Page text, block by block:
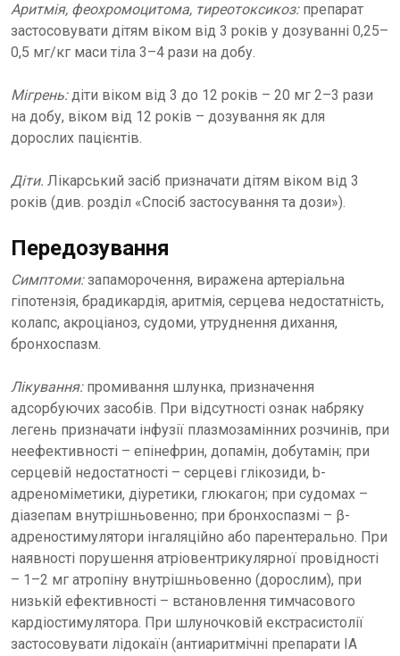
Аритмія, феохромоцитома, тиреотоксикоз: препарат
застосовувати дітям віком від 3 років у дозуванні 0,25–
0,5 мг/кг маси тіла 3–4 рази на добу.
Мігрень:діти віком від 3 до 12 років – 20 мг 2–3 рази
на добу, віком від 12 років – дозування як для
дорослих пацієнтів.
Діти. Лікарський засіб призначати дітям віком від 3
років (див. розділ «Спосіб застосування та дози»).
Передозування
Симптоми:запаморочення, виражена артеріальна
гіпотензія, брадикардія, аритмія, серцева недостатність,
колапс, акроціаноз, судоми, утруднення дихання,
бронхоспазм.
Лікування: промивання шлунка, призначення
адсорбуючих засобів. При відсутності ознак набряку
легень призначати інфузії плазмозамінних розчинів, при
неефективності – епінефрин, допамін, добутамін; при
серцевій недостатності – серцеві глікозиди, b-
адреноміметики, діуретики, глюкагон; при судомах –
діазепам внутрішньовенно; при бронхоспазмі – β-
адреностимулятори інгаляційно або парентерально. При
наявності порушення атріовентрикулярної провідності
– 1–2 мг атропіну внутрішньовенно (дорослим), при
низькій ефективності – встановлення тимчасового
кардіостимулятора. При шлуночковій екстрасистолії
застосовувати лідокаїн (антиаритмічні препарати ІА